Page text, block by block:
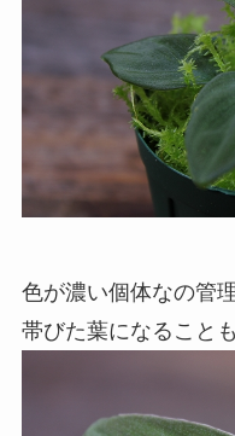
色が濃い個体なの管
帯びた葉になること